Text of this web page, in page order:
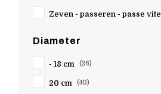
Wartmann
Witloft
Zassenhaus
Zeven - passeren - passe vite
Diameter
- 18 cm (26)
20 cm (40)